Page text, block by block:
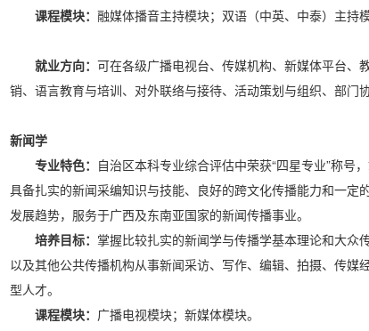
课程模块： 融媒体播音主持模块；双语（中英、中泰）主持
就业方向： 可在各级广播电视台、传媒机构、新媒体平台、
销、语言教育与培训、对外联络与接待、活动策划与组织、部门
新闻学
专业特色： 自治区本科专业综合评估中荣获“四星专业”称号
具备扎实的新闻采编知识与技能、良好的跨文化传播能力和一
发展趋势，服务于广西及东南亚国家的新闻传播事业。
培养目标： 掌握比较扎实的新闻学与传播学基本理论和大众
以及其他公共传播机构从事新闻采访、写作、编辑、拍摄、传
型人才。
课程模块： 广播电视模块；新媒体模块。